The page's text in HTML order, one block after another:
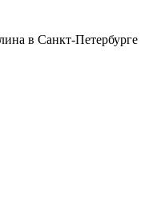
в Санкт-Петербурге